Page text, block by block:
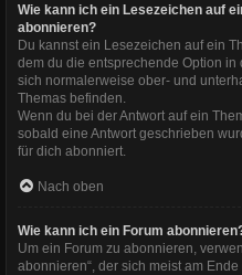
Wie kann ich ein Lesezeichen auf
abonnieren?
Du kannst ein Lesezeichen auf ein
dem du die entsprechende Option in
sich normalerweise ober- und
Themas befinden.
Wenn du bei der Antwort auf ein
sobald eine Antwort geschrieben
für dich abonniert.
Nach oben
Wie kann ich ein Forum
Um ein Forum zu abonnieren,
abonnieren“, der sich meist am